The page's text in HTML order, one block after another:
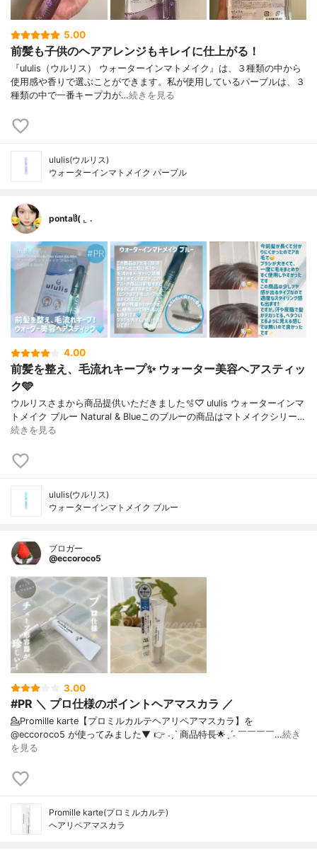
5.00
前髪も子供のヘアアレンジもキレイに仕上がる！
『ululis（ウルリス） ウォーターインマトメイク』は、３種類の中から
使用感や香りで選ぶことができます。私が使用しているパープルは、３
種類の中で一番キープ力が…続きを見る
ululis(ウルリス)
ウォーターインマトメイク パープル
pontaჱ̒( . ̫ .
4.00
前髪を整え、毛流れキープ✨️ ウォーター美容ヘアスティッ
ク🩵
ウルリスさまから商品提供いただきました🫧‪♡⃛ ululis ウォーターインマ
トメイク ブルー Natural & Blueこのブルーの商品はマトメイクシリー…
続きを見る
ululis(ウルリス)
ウォーターインマトメイク ブルー
ブロガー
@eccoroco5
3.00
#PR ＼ プロ仕様のポイントヘアマスカラ ／
💁Promille karte【プロミルカルテヘアリペアマスカラ】を
@eccoroco5 が使ってみました⁡⁡⁡▼⁡ 👉 ˗ˏˋ 商品特長🌟ˎˊ˗ ￣￣￣￣…続き
を見る
Promille karte(プロミルカルテ)
ヘアリペアマスカラ